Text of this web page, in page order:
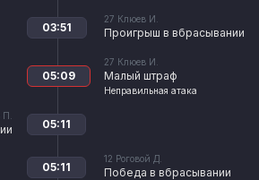
27 Клюев И.
Проигрыш в вбрасывании
03:51
27 Клюев И.
Малый штраф
Неправильная атака
05:09
П.
05:11
12 Роговой Д.
Победа в вбрасывании
05:11